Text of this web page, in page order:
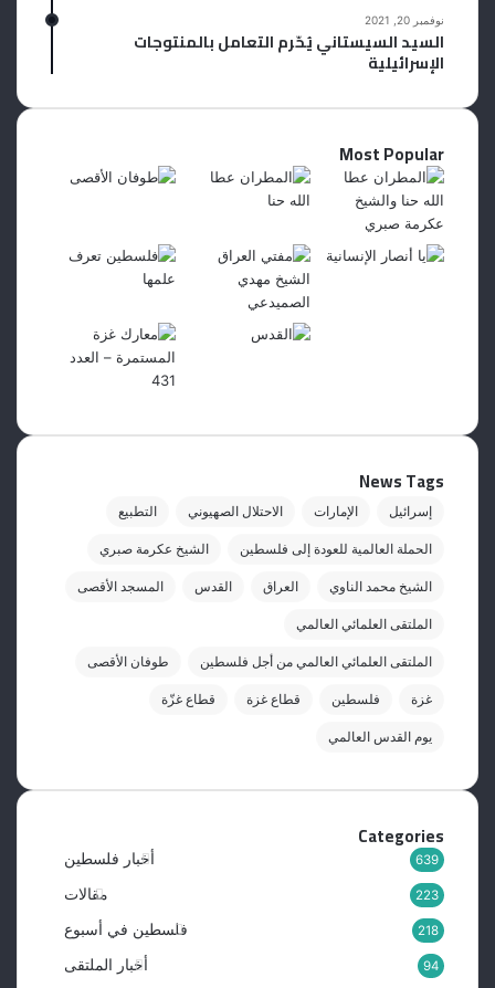
نوفمبر 20, 2021
السيد السيستاني يُحّرم التعامل بالمنتوجات
الإسرائيلية
Most Popular
News Tags
إسرائيل الإمارات الاحتلال الصهيوني التطبيع
الحملة العالمية للعودة إلى فلسطين الشيخ عكرمة صبري
الشيخ محمد الناوي العراق القدس المسجد الأقصى
الملتقى العلمائي العالمي
الملتقى العلمائي العالمي من أجل فلسطين طوفان الأقصى
غزة فلسطين قطاع غزة قطاع غزّة
يوم القدس العالمي
Categories
أخبار فلسطين 639
مقالات 223
فلسطين في أسبوع 218
أخبار الملتقى 94